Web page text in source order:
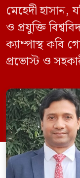
মেহেদী হাসান,
ও প্রযুক্তি
ক্যাম্পাস্থ কবি
প্রভোস্ট ও
রেজিস্ট্রার মো.
অফিস আদেশে
প্রভোস্ট হিসেবে
সার্জারি ও
ডা. মো. আব্দুল